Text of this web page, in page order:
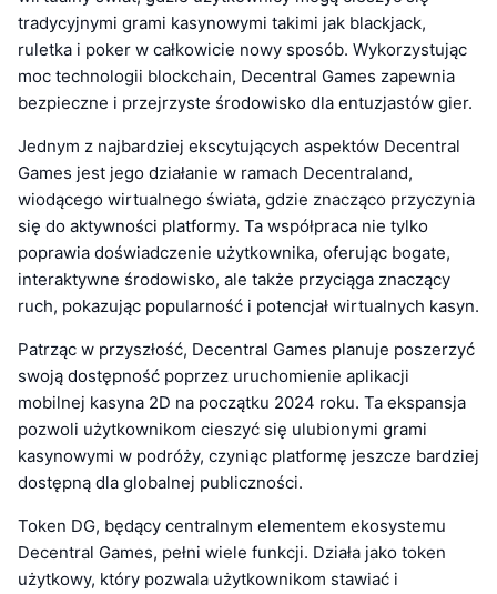
tradycyjnymi grami kasynowymi takimi jak blackjack,
ruletka i poker w całkowicie nowy sposób. Wykorzystując
moc technologii blockchain, Decentral Games zapewnia
bezpieczne i przejrzyste środowisko dla entuzjastów gier.
Jednym z najbardziej ekscytujących aspektów Decentral
Games jest jego działanie w ramach Decentraland,
wiodącego wirtualnego świata, gdzie znacząco przyczynia
się do aktywności platformy. Ta współpraca nie tylko
poprawia doświadczenie użytkownika, oferując bogate,
interaktywne środowisko, ale także przyciąga znaczący
ruch, pokazując popularność i potencjał wirtualnych kasyn.
Patrząc w przyszłość, Decentral Games planuje poszerzyć
swoją dostępność poprzez uruchomienie aplikacji
mobilnej kasyna 2D na początku 2024 roku. Ta ekspansja
pozwoli użytkownikom cieszyć się ulubionymi grami
kasynowymi w podróży, czyniąc platformę jeszcze bardziej
dostępną dla globalnej publiczności.
Token DG, będący centralnym elementem ekosystemu
Decentral Games, pełni wiele funkcji. Działa jako token
użytkowy, który pozwala użytkownikom stawiać i